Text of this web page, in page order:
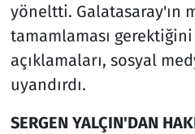
yöneltti. Galatasaray'ın
tamamlaması gerektiğini
açıklamaları, sosyal
uyandırdı.
SERGEN YALÇIN'DAN